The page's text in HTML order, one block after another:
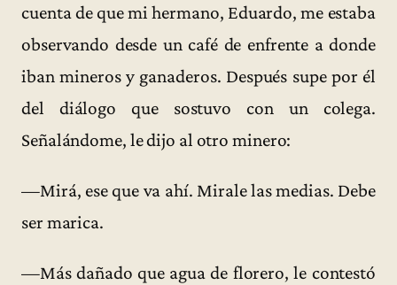
cuenta de que mi hermano, Eduardo, me estaba
observando desde un café de enfrente a donde
iban mineros y ganaderos. Después supe por él
del diálogo que sostuvo con un colega.
Señalándome, le dijo al otro minero:
—Mirá, ese que va ahí. Mirale las medias. Debe
ser marica.
—Más dañado que agua de florero, le contestó